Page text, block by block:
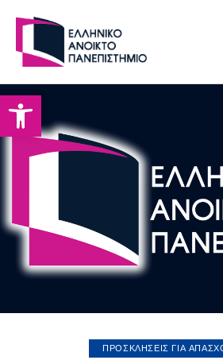
Open toolbar
ΠΡΟΣΚΛΗΣΕΙΣ ΓΙΑ